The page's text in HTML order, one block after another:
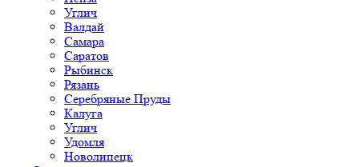
Углич
Валдай
Самара
Саратов
Рыбинск
Рязань
Серебряные Пруды
Калуга
Углич
Удомля
Новолипецк